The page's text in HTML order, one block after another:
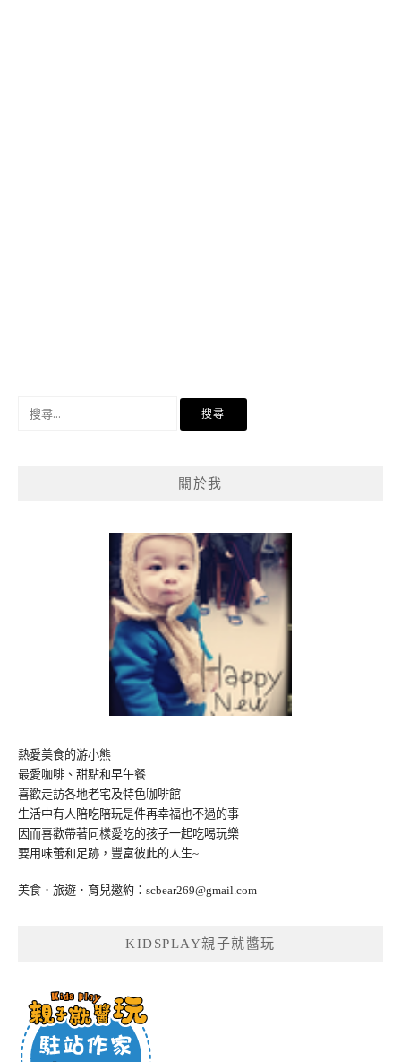
關於我
熱愛美食的游小熊
最愛咖啡、甜點和早午餐
喜歡走訪各地老宅及特色咖啡館
生活中有人陪吃陪玩是件再幸福也不過的事
因而喜歡帶著同樣愛吃的孩子一起吃喝玩樂
要用味蕾和足跡，豐富彼此的人生~
美食．旅遊．育兒邀約： scbear269@gmail.com
KIDSPLAY親子就醬玩